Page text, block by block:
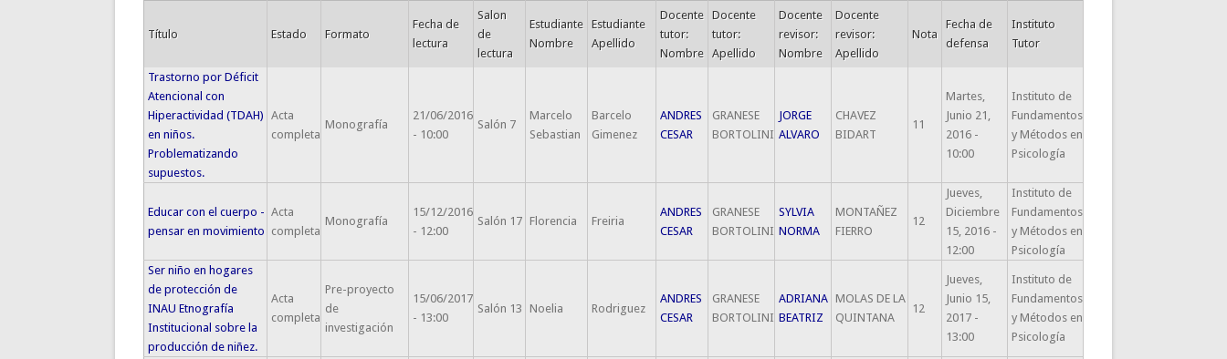
Título Estado Formato
Fecha de
lectura
Salon
de
lectura
Estudiante
Nombre
Estudiante
Apellido
Docente
tutor:
Nombre
Docente
tutor:
Apellido
Docente
revisor:
Nombre
Docente
revisor:
Apellido
Nota
Fecha de
defensa
Instituto
Tutor
Trastorno por Déficit
Atencional con
Hiperactividad (TDAH)
en niños.
Problematizando
supuestos.
Acta
completa
Monografía
21/06/2016
- 10:00
Salón 7
Marcelo
Sebastian
Barcelo
Gimenez
ANDRES
CESAR
GRANESE
BORTOLINI
JORGE
ALVARO
CHAVEZ
BIDART
11
Martes,
Junio 21,
2016 -
10:00
Instituto de
Fundamentos
y Métodos en
Psicología
Educar con el cuerpo -
pensar en movimiento
Acta
completa
Monografía
15/12/2016
- 12:00
Salón 17 Florencia Freiria
ANDRES
CESAR
GRANESE
BORTOLINI
SYLVIA
NORMA
MONTAÑEZ
FIERRO
12
Jueves,
Diciembre
15, 2016 -
12:00
Instituto de
Fundamentos
y Métodos en
Psicología
Ser niño en hogares
de protección de
INAU Etnografía
Institucional sobre la
producción de niñez.
Acta
completa
Pre-proyecto
de
investigación
15/06/2017
- 13:00
Salón 13 Noelia Rodriguez
ANDRES
CESAR
GRANESE
BORTOLINI
ADRIANA
BEATRIZ
MOLAS DE LA
QUINTANA
12
Jueves,
Junio 15,
2017 -
13:00
Instituto de
Fundamentos
y Métodos en
Psicología